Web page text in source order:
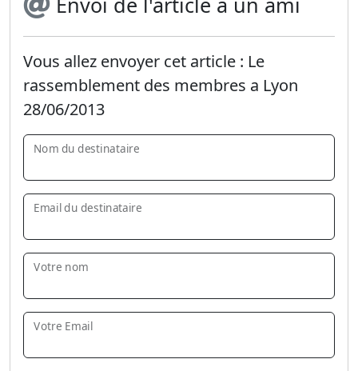
Vous allez envoyer cet article : Le
rassemblement des membres a Lyon
28/06/2013
Nom du destinataire
Email du destinataire
Votre nom
Votre Email